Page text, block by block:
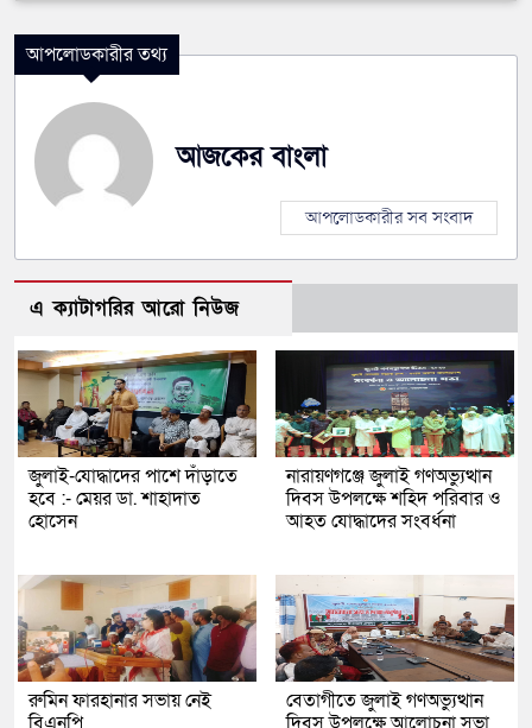
আপলোডকারীর তথ্য
আজকের বাংলা
আপলোডকারীর সব সংবাদ
এ ক্যাটাগরির আরো নিউজ
জুলাই-যোদ্ধাদের পাশে দাঁড়াতে
হবে :- মেয়র ডা. শাহাদাত
হোসেন
নারায়ণগঞ্জে জুলাই গণঅভ্যুত্থান
দিবস উপলক্ষে শহিদ পরিবার ও
আহত যোদ্ধাদের সংবর্ধনা
রুমিন ফারহানার সভায় নেই
বিএনপি
বেতাগীতে জুলাই গণঅভ্যুত্থান
দিবস উপলক্ষে আলোচনা সভা